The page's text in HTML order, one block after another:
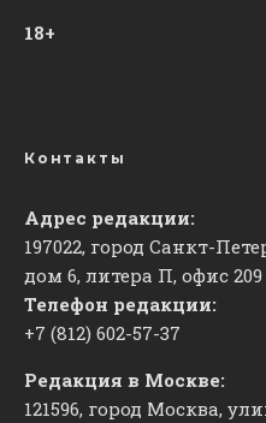
18+
Контакты
Адрес редакции:
197022, город Санкт-
дом 6, литера П, офис 209
Телефон редакции:
+7 (812) 602-57-37
Редакция в Москве:
121596, город Москва,